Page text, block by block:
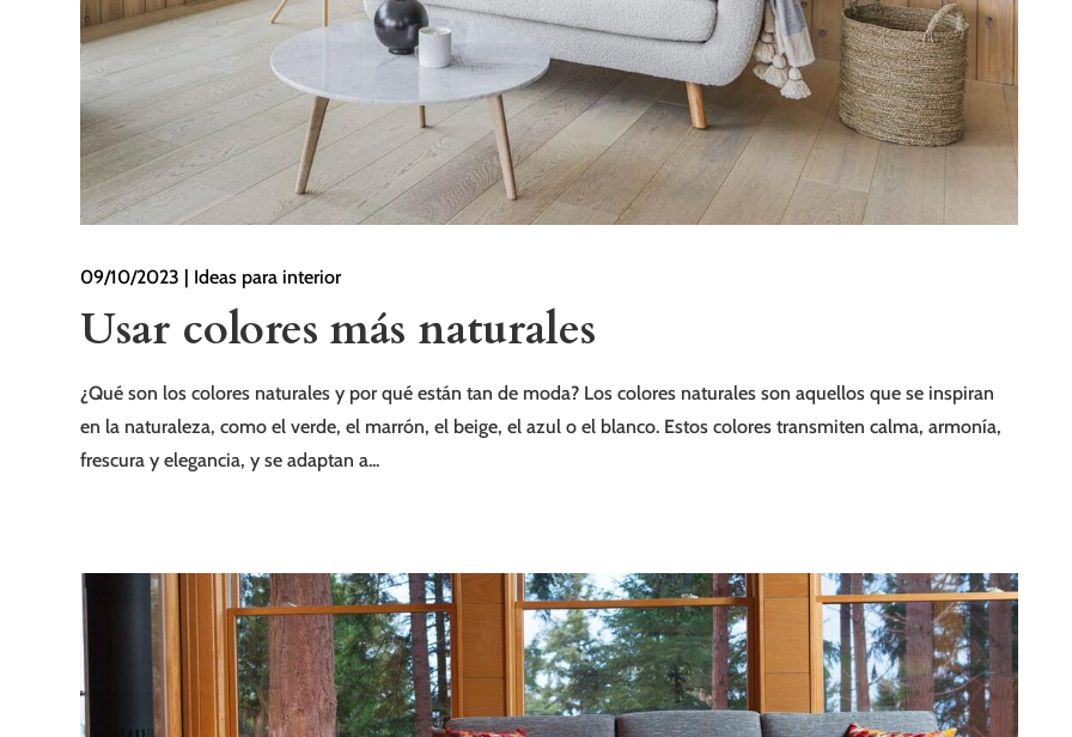
Usar colores más naturales
09/10/2023 | Ideas para interior
¿Qué son los colores naturales y por qué están tan de moda? Los colores naturales son aquellos que se inspiran
en la naturaleza, como el verde, el marrón, el beige, el azul o el blanco. Estos colores transmiten calma, armonía,
frescura y elegancia, y se adaptan a...